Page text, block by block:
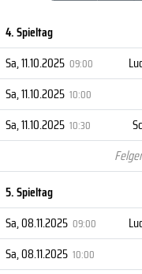
4. Spieltag
Sa, 11.10.2025 09:00
Sa, 11.10.2025 10:00
Sa, 11.10.2025 10:30
5. Spieltag
Sa, 08.11.2025 09:00
Sa, 08.11.2025 10:00